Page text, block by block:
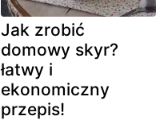
Jak zrobić
domowy skyr?
łatwy i
ekonomiczny
przepis!